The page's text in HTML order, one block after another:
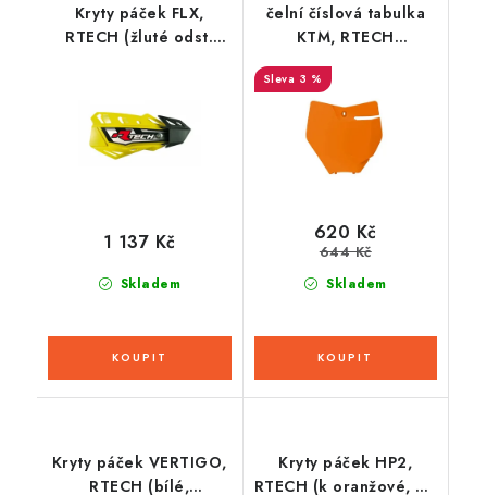
Kryty páček FLX,
RTECH (žluté odst.
Skladem
1 137 Kč
čelní číslová tabulka
KTM, RTECH
3 %
Skladem
620 Kč
644 Kč
Kryty páček VERTIGO,
RTECH (bílé,
Kryty páček HP2,
RTECH (k oranžové, vč.